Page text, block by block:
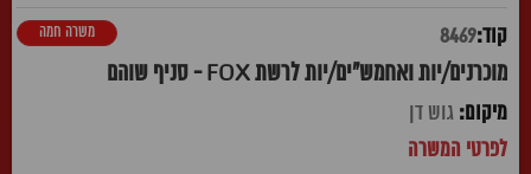
8469
מוכרנים/יות ואחמש"ים/יות לרשת FOX - סניף שוהם
משרה חמה
גוש דן